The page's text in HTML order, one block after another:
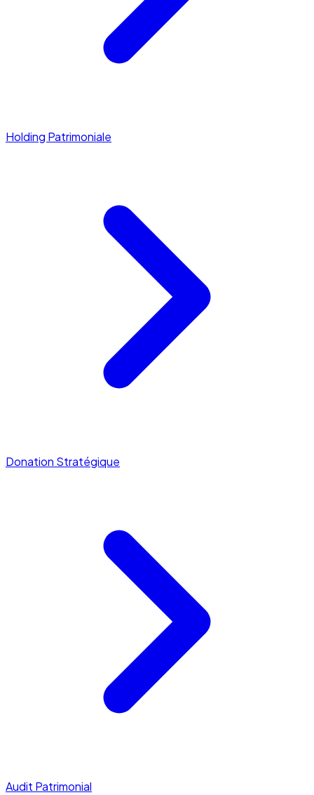
Holding Patrimoniale
Donation Stratégique
Audit Patrimonial